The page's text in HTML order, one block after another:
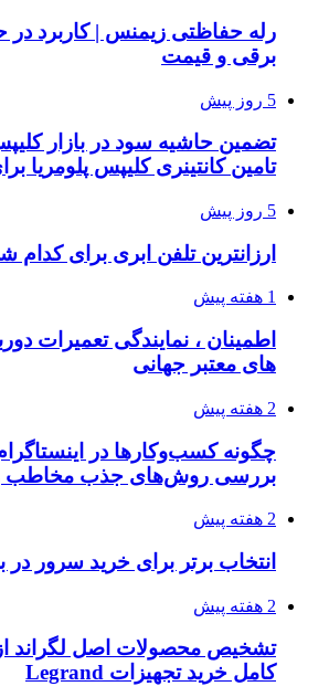
رله حفاظتی زیمنس | کاربرد
برقی و قیمت
5 روز پیش
تضمین حاشیه سود در بازار
تامین کانتینری کلیپس پلومریا
5 روز پیش
ارزانترین تلفن ابری برای
1 هفته پیش
اطمینان ، نمایندگی تعمیرات
های معتبر جهانی
2 هفته پیش
چگونه کسب‌وکارها در
بررسی روش‌های جذب مخاطب و
2 هفته پیش
انتخاب برتر برای خرید سرور در
2 هفته پیش
تشخیص محصولات اصل لگراند از
کامل خرید تجهیزات Legrand